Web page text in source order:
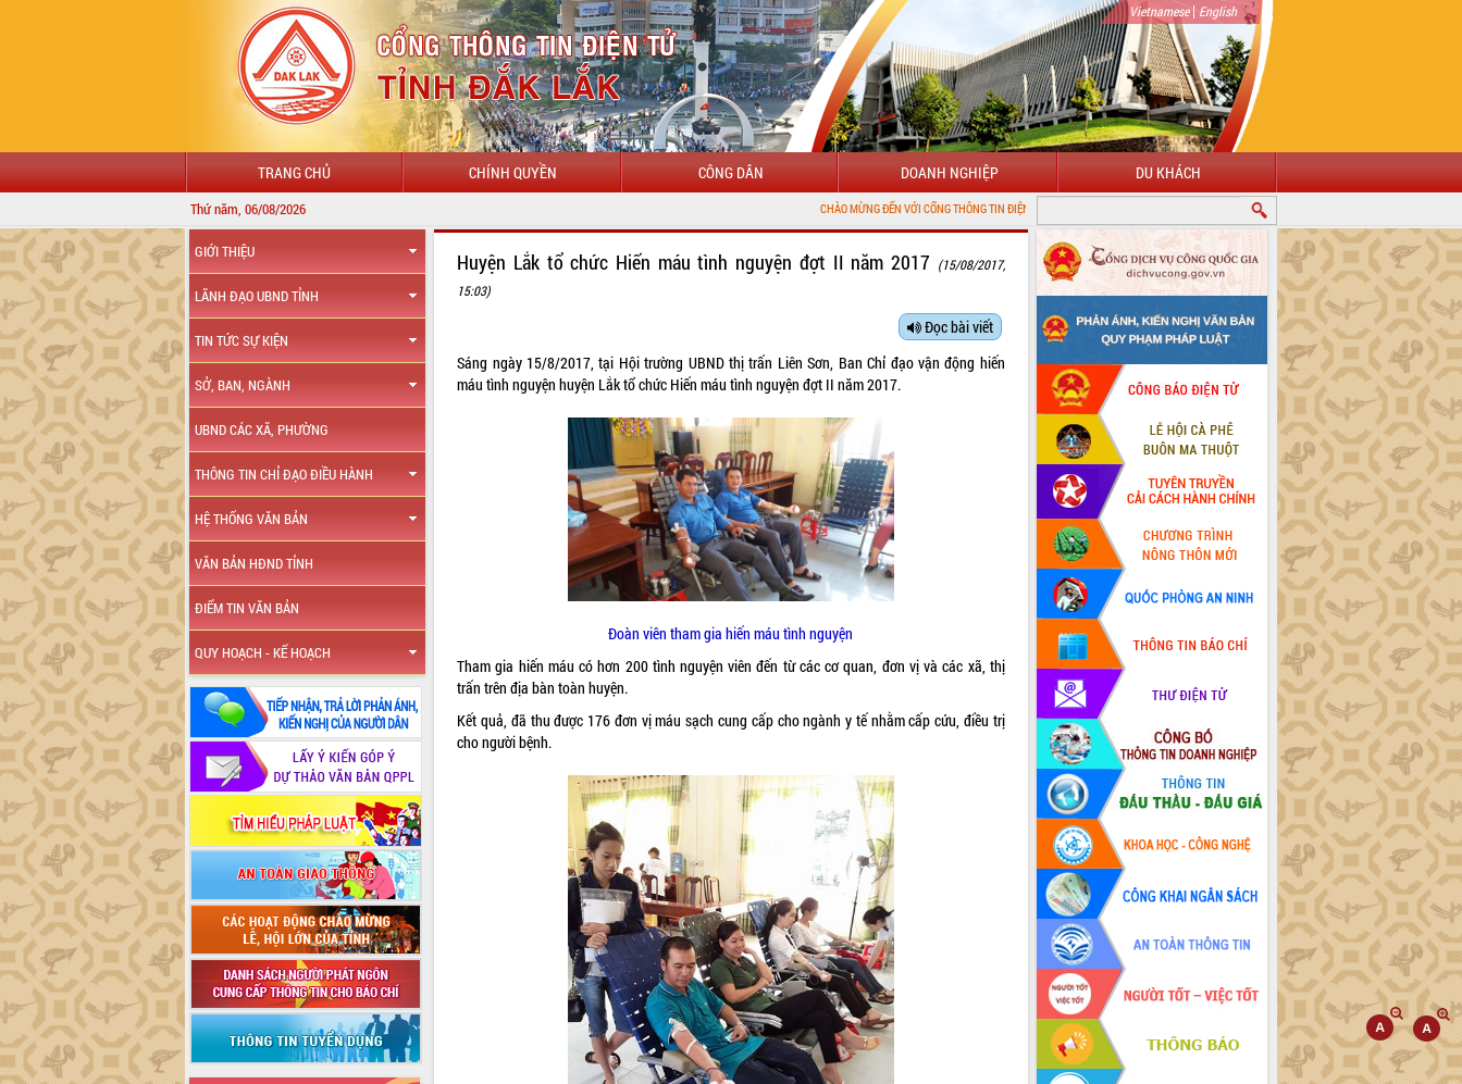
Vietnamese| English
TRANG CHỦ CHÍNH QUYỀN CÔNG DÂN DOANH NGHIỆP DU KHÁCH
Thứ năm, 06/08/2026 CHÀO MỪNG ĐẾN VỚI CỔNG THÔNG TIN ĐIỆN TỬ TỈNH ĐẮK LẮK
GIỚI THIỆU
LÃNH ĐẠO UBND TỈNH
TIN TỨC SỰ KIỆN
SỞ, BAN, NGÀNH
UBND CÁC XÃ, PHƯỜNG
THÔNG TIN CHỈ ĐẠO ĐIỀU HÀNH
HỆ THỐNG VĂN BẢN
VĂN BẢN HĐND TỈNH
ĐIỂM TIN VĂN BẢN
QUY HOẠCH - KẾ HOẠCH
Huyện Lắk tổ chức Hiến máu tình nguyện đợt II năm 2017 (15/08/2017,
15:03)
Đọc bài viết
Sáng ngày 15/8/2017, tại Hội trường UBND thị trấn Liên Sơn, Ban Chỉ đạo vận động hiến
máu tình nguyện huyện Lắk tổ chức Hiến máu tình nguyện đợt II năm 2017.
Đoàn viên tham gia hiến máu tình nguyện
Tham gia hiến máu có hơn 200 tình nguyện viên đến từ các cơ quan, đơn vị và các xã, thị
trấn trên địa bàn toàn huyện.
Kết quả, đã thu được 176 đơn vị máu sạch cung cấp cho ngành y tế nhằm cấp cứu, điều trị
cho người bệnh.